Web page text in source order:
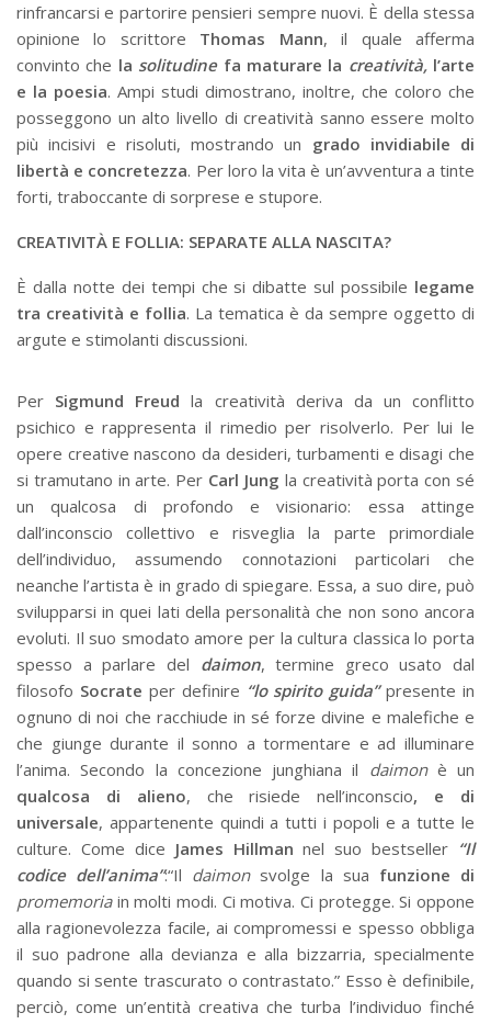
rinfrancarsi e partorire pensieri sempre nuovi. È della stessa
opinione lo scrittore Thomas Mann, il quale afferma
convinto che la solitudine fa maturare la creatività,l’arte
e la poesia. Ampi studi dimostrano, inoltre, che coloro che
posseggono un alto livello di creatività sanno essere molto
più incisivi e risoluti, mostrando un grado invidiabile di
libertà e concretezza. Per loro la vita è un’avventura a tinte
forti, traboccante di sorprese e stupore.
CREATIVITÀ E FOLLIA: SEPARATE ALLA NASCITA?
È dalla notte dei tempi che si dibatte sul possibile legame
tra creatività e follia. La tematica è da sempre oggetto di
argute e stimolanti discussioni.
Per Sigmund Freudla creatività deriva da un conflitto
psichico e rappresenta il rimedio per risolverlo. Per lui le
opere creative nascono da desideri, turbamenti e disagi che
si tramutano in arte. Per Carl Jung la creatività porta con sé
un qualcosa di profondo e visionario: essa attinge
dall’inconscio collettivo e risveglia la parte primordiale
dell’individuo, assumendo connotazioni particolari che
neanche l’artista è in grado di spiegare. Essa, a suo dire, può
svilupparsi in quei lati della personalità che non sono ancora
evoluti. Il suo smodato amore per la cultura classica lo porta
spesso a parlare del daimon, termine greco usato dal
filosofo Socrate per definire “lo spirito guida”presente in
ognuno di noi che racchiude in sé forze divine e malefiche e
che giunge durante il sonno a tormentare e ad illuminare
l’anima. Secondo la concezione junghiana il daimon è un
qualcosa di alieno, che risiede nell’inconscio, e di
universale, appartenente quindi a tutti i popoli e a tutte le
culture. Come dice James Hillman nel suo bestseller “Il
codice dell’anima”:“Il daimon svolge la sua funzione di
promemoriain molti modi. Ci motiva. Ci protegge. Si oppone
alla ragionevolezza facile, ai compromessi e spesso obbliga
il suo padrone alla devianza e alla bizzarria, specialmente
quando si sente trascurato o contrastato.” Esso è definibile,
perciò, come un’entità creativa che turba l’individuo finché